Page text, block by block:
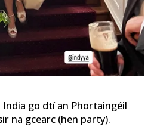
India go dtí an Phortaingéil
na gcearc (hen party).